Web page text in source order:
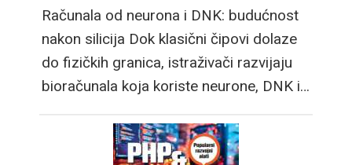
Računala od neurona i DNK: budućnost
nakon silicija Dok klasični čipovi dolaze
do fizičkih granica, istraživači razvijaju
bioračunala koja koriste neurone, DNK i…